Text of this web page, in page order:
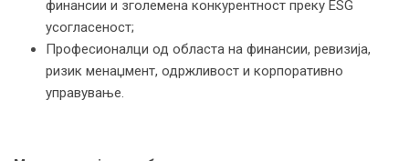
финансии и зголемена конкурентност преку ESG
усогласеност;
Професионалци од областа на финансии, ревизија,
ризик менаџмент, одржливост и корпоративно
управување.